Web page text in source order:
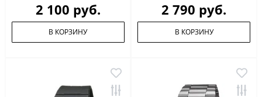
2 100 руб.
В КОРЗИНУ
2 790 руб.
В КОРЗИНУ